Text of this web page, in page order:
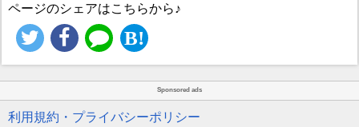
ページのシェアはこちらから♪
Sponsored ads
利用規約・プライバシーポリシー